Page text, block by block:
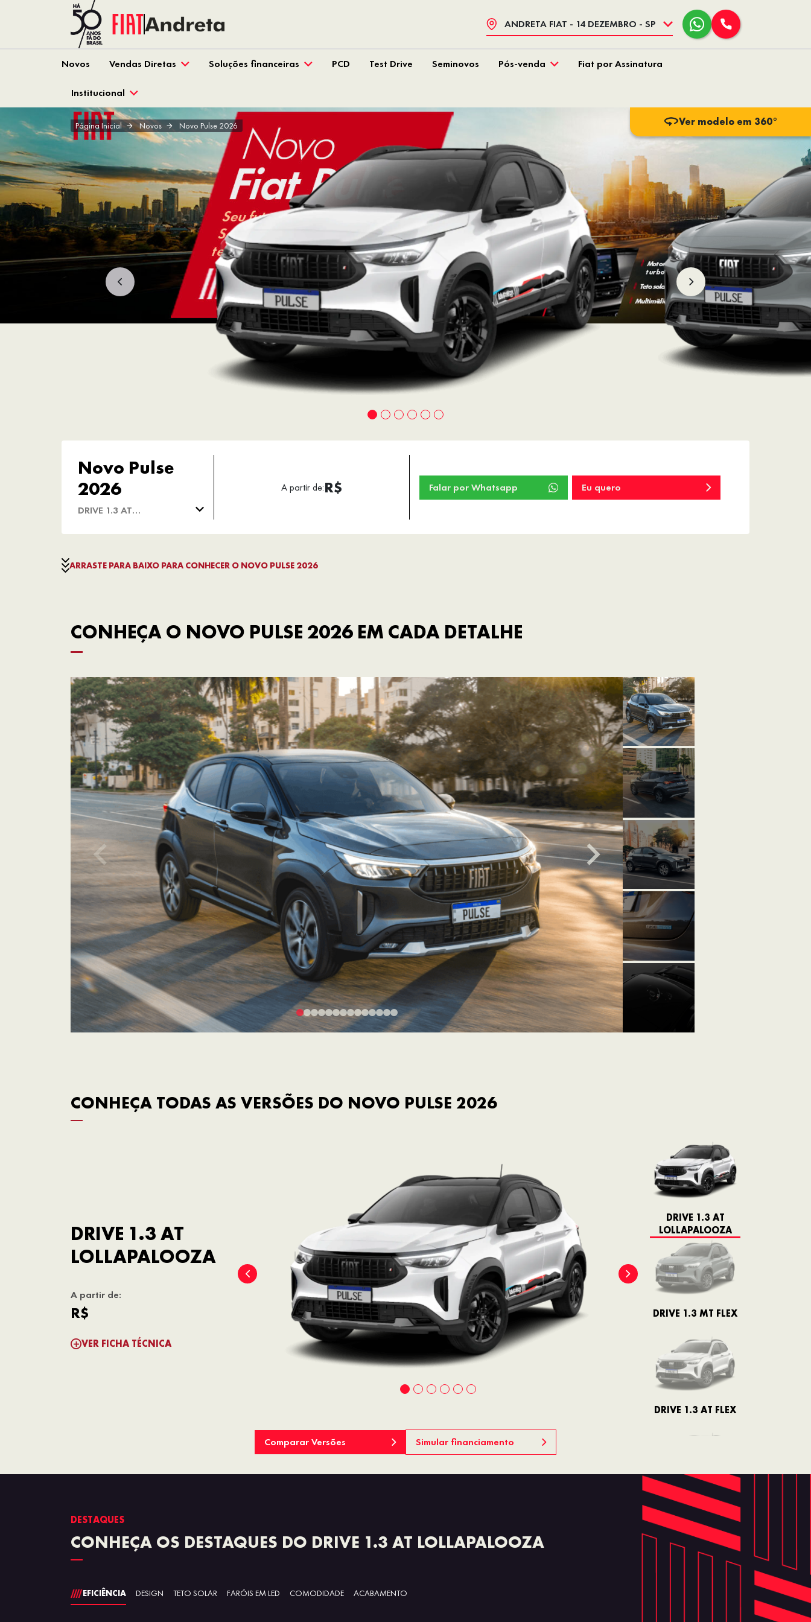
ANDRETA FIAT - 14 DEZEMBRO - SP
Novos Vendas Diretas Soluções financeiras PCD Test Drive Seminovos Pós-venda Fiat por Assinatura
Institucional
Página Inicial Novos Novo Pulse 2026 Ver modelo em 360°
Novo Pulse
2026
DRIVE 1.3 AT
A partir de:R$ Falar por Whatsapp Eu quero
ARRASTE PARA BAIXO PARA CONHECER O NOVO PULSE 2026
CONHEÇA O NOVO PULSE 2026 EM CADA DETALHE
CONHEÇA TODAS AS VERSÕES DO NOVO PULSE 2026
DRIVE 1.3 AT
LOLLAPALOOZA
A partir de:
R$
VER FICHA TÉCNICA
DRIVE 1.3 AT
LOLLAPALOOZA
DRIVE 1.3 MT FLEX
DRIVE 1.3 AT FLEX
T200 FLEX AT
Comparar Versões Simular financiamento
DESTAQUES
CONHEÇA OS DESTAQUES DO DRIVE 1.3 AT LOLLAPALOOZA
EFICIÊNCIA DESIGN TETO SOLAR FARÓIS EM LED COMODIDADE ACABAMENTO